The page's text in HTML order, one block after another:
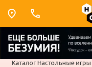
Каталог Настольные игры